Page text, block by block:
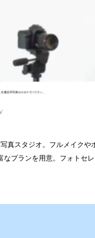
真スタジオ。フルメイク
プランを用意。フォトセ